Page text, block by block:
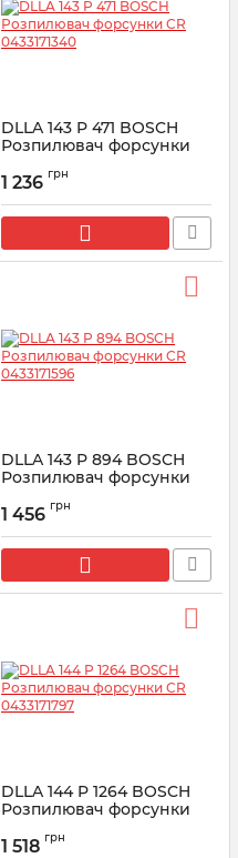
DLLA 143 P 471 BOSCH
Розпилювач форсунки
Артикул:
1 236 грн
DLLA 143 P 894 BOSCH
Розпилювач форсунки
Артикул:
1 456 грн
DLLA 144 P 1264 BOSCH
Розпилювач форсунки
Артикул:
1 518 грн